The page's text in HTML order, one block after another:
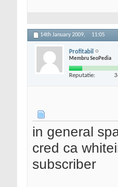
14th January 2009, 11:05
Profitabil
Membru SeoPedia
Reputatie:
in general
cred ca
subscriber